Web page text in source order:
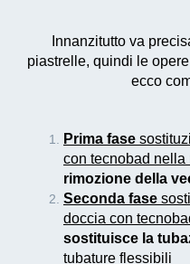
Innanzitutto va
piastrelle, quindi le
ecco
Prima fase
con tecnobad
rimozione della
Seconda fase
doccia con
sostituisce la
tubature flessibili